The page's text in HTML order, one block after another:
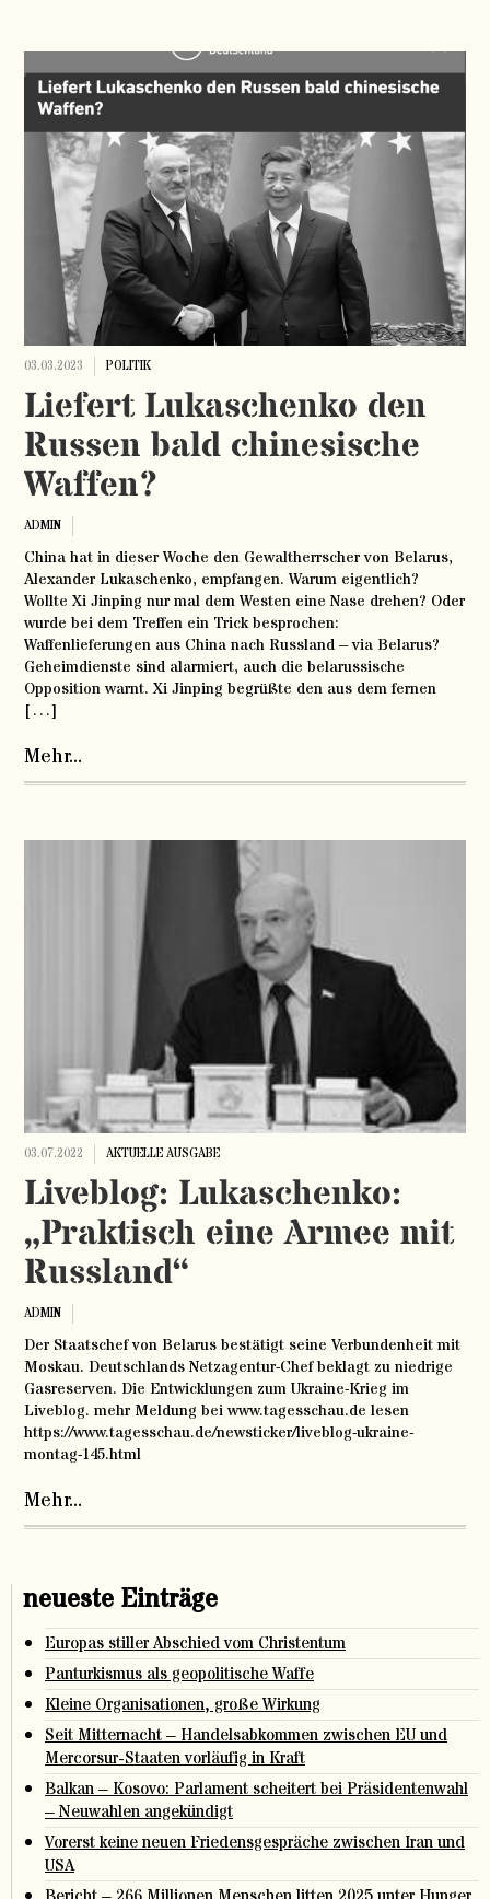
03.03.2023 POLITIK
Liefert Lukaschenko den
Russen bald chinesische
Waffen?
ADMIN
China hat in dieser Woche den Gewaltherrscher von Belarus,
Alexander Lukaschenko, empfangen. Warum eigentlich?
Wollte Xi Jinping nur mal dem Westen eine Nase drehen? Oder
wurde bei dem Treffen ein Trick besprochen:
Waffenlieferungen aus China nach Russland – via Belarus?
Geheimdienste sind alarmiert, auch die belarussische
Opposition warnt. Xi Jinping begrüßte den aus dem fernen
[…]
Mehr...
03.07.2022 AKTUELLE AUSGABE
Liveblog: Lukaschenko:
„Praktisch eine Armee mit
Russland“
ADMIN
Der Staatschef von Belarus bestätigt seine Verbundenheit mit
Moskau. Deutschlands Netzagentur-Chef beklagt zu niedrige
Gasreserven. Die Entwicklungen zum Ukraine-Krieg im
Liveblog. mehr Meldung bei www.tagesschau.de lesen
https://www.tagesschau.de/newsticker/liveblog-ukraine-
montag-145.html
Mehr...
neueste Einträge
Europas stiller Abschied vom Christentum
Panturkismus als geopolitische Waffe
Kleine Organisationen, große Wirkung
Seit Mitternacht – Handelsabkommen zwischen EU und
Mercorsur-Staaten vorläufig in Kraft
Balkan – Kosovo: Parlament scheitert bei Präsidentenwahl
– Neuwahlen angekündigt
Vorerst keine neuen Friedensgespräche zwischen Iran und
USA